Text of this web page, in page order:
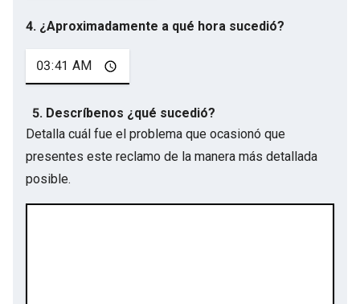
4. ¿Aproximadamente a qué hora sucedió?
5. Descríbenos ¿qué sucedió?
Detalla cuál fue el problema que ocasionó que
presentes este reclamo de la manera más detallada
posible.